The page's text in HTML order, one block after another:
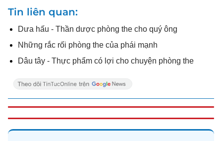
Tin liên quan
Dưa hấu - Thần dược phòng the cho quý ông
Những rắc rối phòng the của phái mạnh
Dâu tây - Thực phẩm có lợi cho chuyện phòng the